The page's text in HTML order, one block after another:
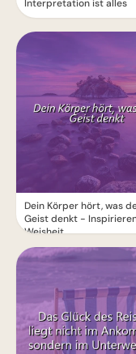
Interpretation ist alles
Dein Körper hört, was
Geist denkt -
Weisheit